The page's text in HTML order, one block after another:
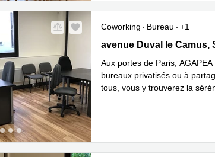
Coworking Bureau
+1
avenue Duval le Camus 8,
avenue Duval le Camus,
Aux portes de Paris,
bureaux privatisés ou à
tous, vous y trouverez la